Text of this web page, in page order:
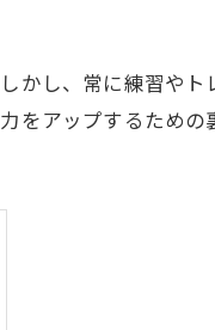
かし、常に練習やト
アップするための